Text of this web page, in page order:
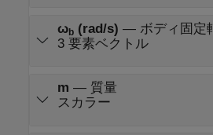
ωb(rad/s) — ボディ固定
3 要素ベクトル
m — 質量
スカラー